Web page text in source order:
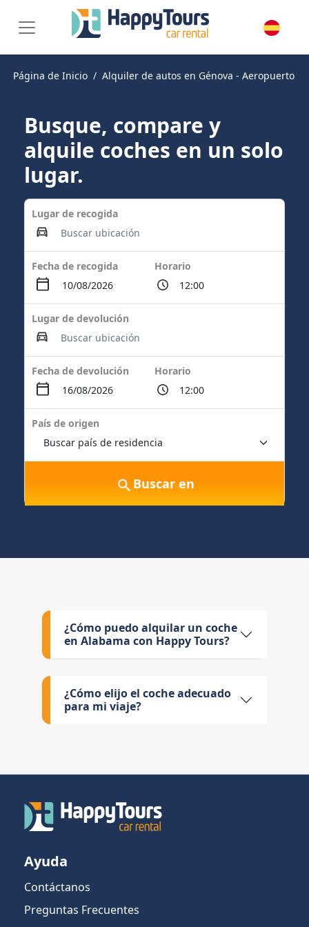
Página de Inicio Alquiler de autos en Génova - Aeropuerto
Busque, compare y
alquile coches en un solo
lugar.
Lugar de recogida
Fecha de recogida Horario
Lugar de devolución
Fecha de devolución Horario
País de origen
Buscar en
¿Cómo puedo alquilar un coche
en Alabama con Happy Tours?
¿Cómo elijo el coche adecuado
para mi viaje?
Ayuda
Contáctanos
Preguntas Frecuentes